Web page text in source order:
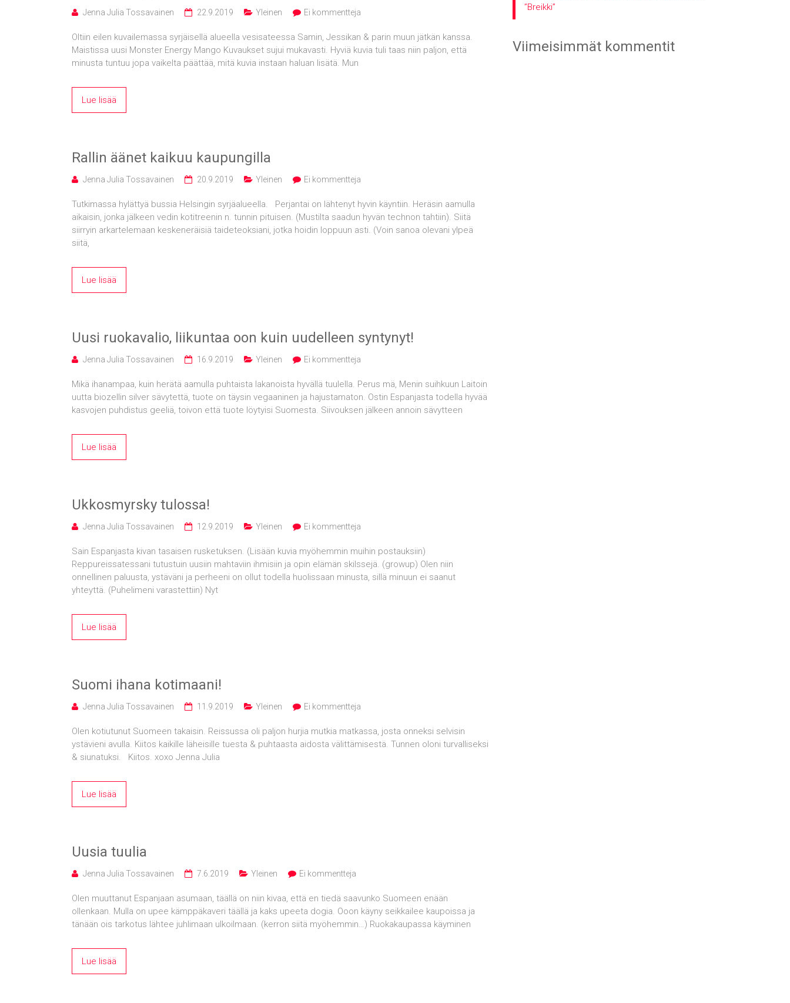
Jenna Julia Tossavainen 22.9.2019 Yleinen Ei kommentteja
Oltiin eilen kuvailemassa syrjäisellä alueella vesisateessa Samin, Jessikan & parin muun jätkän kanssa.
Maistissa uusi Monster Energy Mango Kuvaukset sujui mukavasti. Hyviä kuvia tuli taas niin paljon, että
minusta tuntuu jopa vaikelta päättää, mitä kuvia instaan haluan lisätä. Mun
Lue lisää
Rallin äänet kaikuu kaupungilla
Jenna Julia Tossavainen 20.9.2019 Yleinen Ei kommentteja
Tutkimassa hylättyä bussia Helsingin syrjäalueella. Perjantai on lähtenyt hyvin käyntiin. Heräsin aamulla
aikaisin, jonka jälkeen vedin kotitreenin n. tunnin pituisen. (Mustilta saadun hyvän technon tahtiin). Siitä
siirryin arkartelemaan keskeneräisiä taideteoksiani, jotka hoidin loppuun asti. (Voin sanoa olevani ylpeä
siitä,
Lue lisää
Uusi ruokavalio, liikuntaa oon kuin uudelleen syntynyt!
Jenna Julia Tossavainen 16.9.2019 Yleinen Ei kommentteja
Mikä ihanampaa, kuin herätä aamulla puhtaista lakanoista hyvällä tuulella. Perus mä, Menin suihkuun Laitoin
uutta biozellin silver sävytettä, tuote on täysin vegaaninen ja hajustamaton. Ostin Espanjasta todella hyvää
kasvojen puhdistus geeliä, toivon että tuote löytyisi Suomesta. Siivouksen jälkeen annoin sävytteen
Lue lisää
Ukkosmyrsky tulossa!
Jenna Julia Tossavainen 12.9.2019 Yleinen Ei kommentteja
Sain Espanjasta kivan tasaisen rusketuksen. (Lisään kuvia myöhemmin muihin postauksiin)
Reppureissatessani tutustuin uusiin mahtaviin ihmisiin ja opin elämän skilssejä. (growup) Olen niin
onnellinen paluusta, ystäväni ja perheeni on ollut todella huolissaan minusta, sillä minuun ei saanut
yhteyttä. (Puhelimeni varastettiin) Nyt
Lue lisää
Suomi ihana kotimaani!
Jenna Julia Tossavainen 11.9.2019 Yleinen Ei kommentteja
Olen kotiutunut Suomeen takaisin. Reissussa oli paljon hurjia mutkia matkassa, josta onneksi selvisin
ystävieni avulla. Kiitos kaikille läheisille tuesta & puhtaasta aidosta välittämisestä. Tunnen oloni turvalliseksi
& siunatuksi. Kiitos. xoxo Jenna Julia
Lue lisää
Uusia tuulia
Jenna Julia Tossavainen 7.6.2019 Yleinen Ei kommentteja
Olen muuttanut Espanjaan asumaan, täällä on niin kivaa, että en tiedä saavunko Suomeen enään
ollenkaan. Mulla on upee kämppäkaveri täällä ja kaks upeeta dogia. Ooon käyny seikkailee kaupoissa ja
tänään ois tarkotus lähtee juhlimaan ulkoilmaan. (kerron siitä myöhemmin…) Ruokakaupassa käyminen
Lue lisää
”Breikki”
Viimeisimmät kommentit